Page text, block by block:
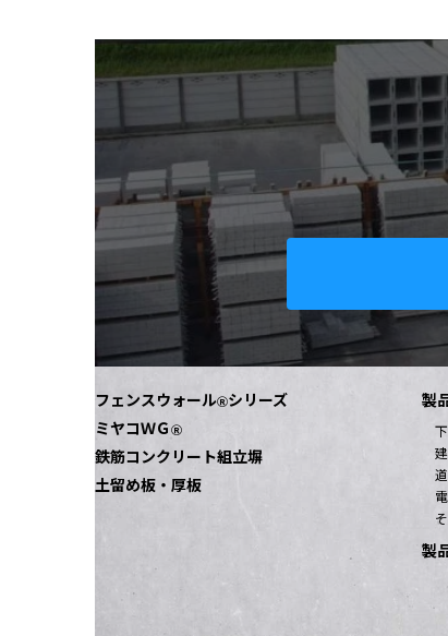
ハンドホール 側塊
都建材工業のハンドホール側塊は【マスピタ】
安全かつ容易に重ねる事が可能で作業性も向
製品情報
フェンスウォールⓇシリーズ
ミヤコＷＧ Ⓡ
鉄筋コンクリート組立塀
土留め板・厚板
製
製